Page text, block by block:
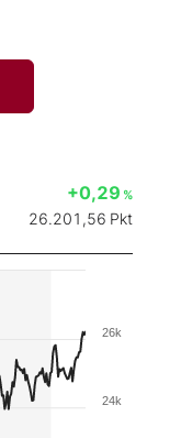
+0,29 %
26.201,56 Pkt
24k
26k